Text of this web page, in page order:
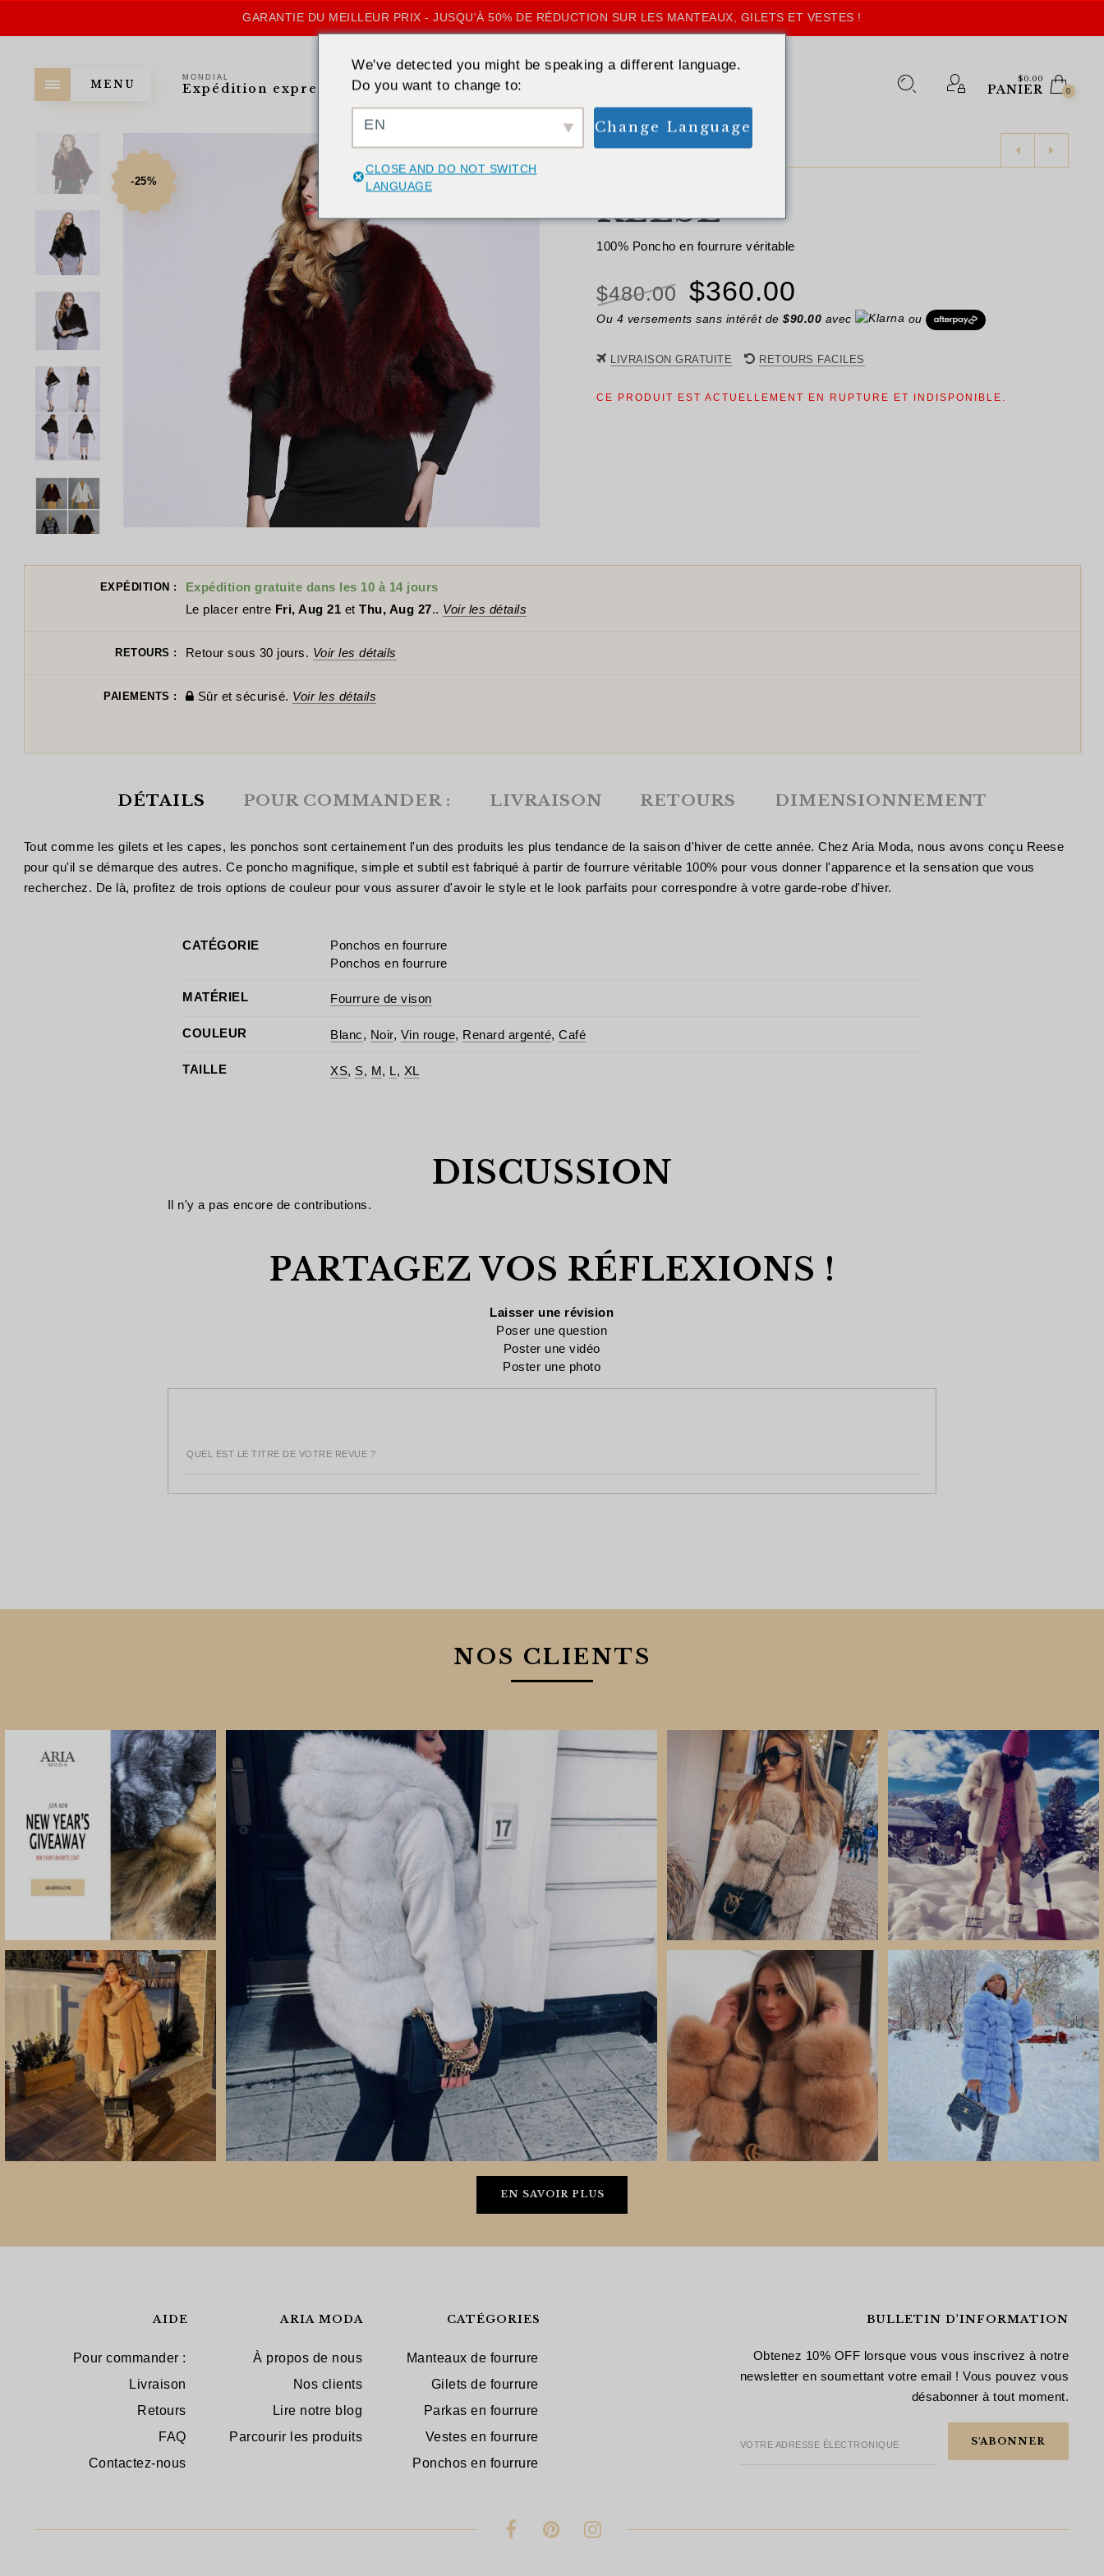
GARANTIE DU MEILLEUR PRIX - JUSQU'À 50% DE RÉDUCTION SUR LES MANTEAUX, GILETS ET VESTES !
MENU
MONDIAL
Expédition express
$0.00
PANIER 0
-25%
RETOUR
REESE
100% Poncho en fourrure véritable
$480.00
Le
prix
initial
était :
$480.00.
$360.00
prix
est :
$360.00.
Ou 4 versements sans intérêt de$90.00 avec ou
LIVRAISON GRATUITE RETOURS FACILES
CE PRODUIT EST ACTUELLEMENT EN RUPTURE ET INDISPONIBLE.
EXPÉDITION :
Expédition gratuite dans les 10 à 14 jours
Le placer entre Fri, Aug 21 et Thu, Aug 27.. Voir les détails
RETOURS : Retour sous 30 jours. Voir les détails
PAIEMENTS : Sûr et sécurisé. Voir les détails
DÉTAILS POUR COMMANDER : LIVRAISON RETOURS DIMENSIONNEMENT
Tout comme les gilets et les capes, les ponchos sont certainement l'un des produits les plus tendance de la saison d'hiver de cette année. Chez Aria Moda, nous avons conçu Reese
pour qu'il se démarque des autres. Ce poncho magnifique, simple et subtil est fabriqué à partir de fourrure véritable 100% pour vous donner l'apparence et la sensation que vous
recherchez. De là, profitez de trois options de couleur pour vous assurer d'avoir le style et le look parfaits pour correspondre à votre garde-robe d'hiver.
CATÉGORIE
Ponchos en fourrure
Ponchos en fourrure
MATÉRIEL Fourrure de vison
COULEUR Blanc, Noir, Vin rouge, Renard argenté, Café
TAILLE XS, S, M, L, XL
DISCUSSION
Il n'y a pas encore de contributions.
PARTAGEZ VOS RÉFLEXIONS !
Laisser une révision
Poser une question
Poster une vidéo
Poster une photo
QUEL EST LE TITRE DE VOTRE REVUE ?
NOS CLIENTS
EN SAVOIR PLUS
AIDE
Pour commander :
Livraison
Retours
FAQ
Contactez-nous
ARIA MODA
À propos de nous
Nos clients
Lire notre blog
Parcourir les produits
CATÉGORIES
Manteaux de fourrure
Gilets de fourrure
Parkas en fourrure
Vestes en fourrure
Ponchos en fourrure
BULLETIN D'INFORMATION
Obtenez 10% OFF lorsque vous vous inscrivez à notre
newsletter en soumettant votre email ! Vous pouvez vous
désabonner à tout moment.
VOTRE ADRESSE ÉLECTRONIQUE
We've detected you might be speaking a different language.
Do you want to change to:
EN Change Language
CLOSE AND DO NOT SWITCH
LANGUAGE